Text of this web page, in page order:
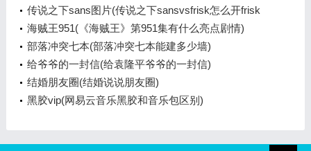
传说之下sans图片(传说之下sansvsfrisk怎么开frisk
模式)
海贼王951(《海贼王》第951集有什么亮点剧情)
部落冲突七本(部落冲突七本能建多少墙)
给爷爷的一封信(给袁隆平爷爷的一封信)
结婚朋友圈(结婚说说朋友圈)
黑胶vip(网易云音乐黑胶和音乐包区别)